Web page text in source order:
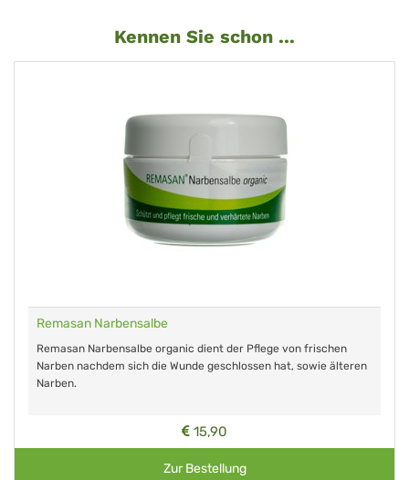
Kennen Sie schon ...
Remasan Narbensalbe
Remasan Narbensalbe organic dient der Pflege von frischen
Narben nachdem sich die Wunde geschlossen hat, sowie älteren
Narben.
15,90
Zur Bestellung